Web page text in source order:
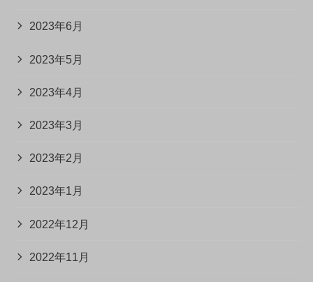
2023年6月
2023年5月
2023年4月
2023年3月
2023年2月
2023年1月
2022年12月
2022年11月